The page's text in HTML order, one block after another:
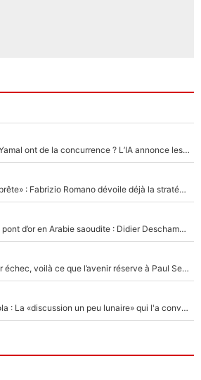
Kylian Mbappé et Lamine Yamal ont de la concurrence ? L’IA annonce les 5 joueurs qui vont dominer le football dans les années à venir !
«On l’achète et on vous le prête» : Fabrizio Romano dévoile déjà la stratégie du PSG avec le transfert de Zion Suzuki !
De l’équipe de France à un pont d’or en Arabie saoudite : Didier Deschamps a donné sa réponse !
Tour de France - Échec sur échec, voilà ce que l’avenir réserve à Paul Seixas : «Tant qu’il y aura un Pogacar comme celui-là...»
Transfert de Bradley Barcola : La «discussion un peu lunaire» qui l'a convaincu de quitter le PSG, son entourage est pointé du doigt